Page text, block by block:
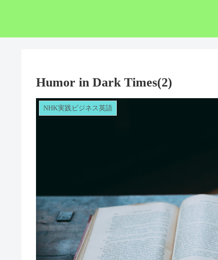
Humor in Dark Times(2)
NHK実践ビジネス英語